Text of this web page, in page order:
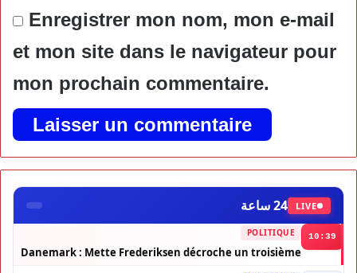
Enregistrer mon nom, mon e-mail
et mon site dans le navigateur pour
mon prochain commentaire.
LIVE 24 ساعة
10:39
POLITIQUE
Danemark : Mette Frederiksen décroche un troisième